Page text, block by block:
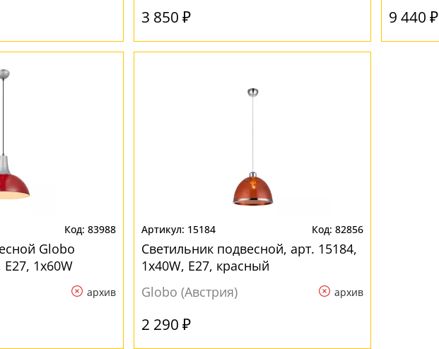
3 850 ₽ 9 440 ₽
83988
Globo
1x60W
архив
15184 82856
Светильник подвесной, арт. 15184,
1x40W, E27, красный
Globo (Австрия)
архив
2 290 ₽